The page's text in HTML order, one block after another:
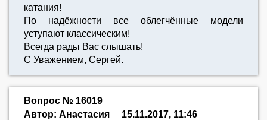
катания!
По надёжности все облегчённые модели
уступают классическим!
Всегда рады Вас слышать!
С Уважением, Сергей.
Вопрос № 16019
Автор: Анастасия
15.11.2017, 11:46